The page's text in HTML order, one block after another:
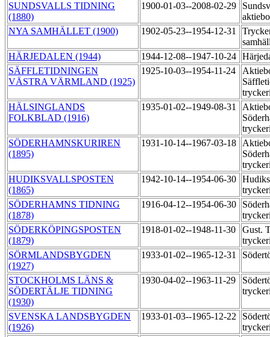
SUNDSVALLS TIDNING
(1880)
1900-01-03--2008-02-29
NYA SAMHÄLLET (1900)
1902-05-23--1954-12-31
HÄRJEDALEN (1944)
1944-12-08--1947-10-24
SÄFFLETIDNINGEN
VÄSTRA VÄRMLAND (1925)
1925-10-03--1954-11-24
HÄLSINGLANDS
FOLKBLAD (1916)
1935-01-02--1949-08-31
SÖDERHAMNSKURIREN
(1895)
1931-10-14--1967-03-18
HUDIKSVALLSPOSTEN
(1865)
1942-10-14--1954-06-30
SÖDERHAMNS TIDNING
(1878)
1916-04-12--1954-06-30
SÖDERKÖPINGSPOSTEN
(1879)
1918-01-02--1948-11-30
Gust.
SÖRMLANDSBYGDEN
(1927)
1933-01-02--1965-12-31
STOCKHOLMS LÄNS &
SÖDERTÄLJE TIDNING
(1930)
1930-04-02--1963-11-29
SVENSKA LANDSBYGDEN
(1926)
1933-01-03--1965-12-22